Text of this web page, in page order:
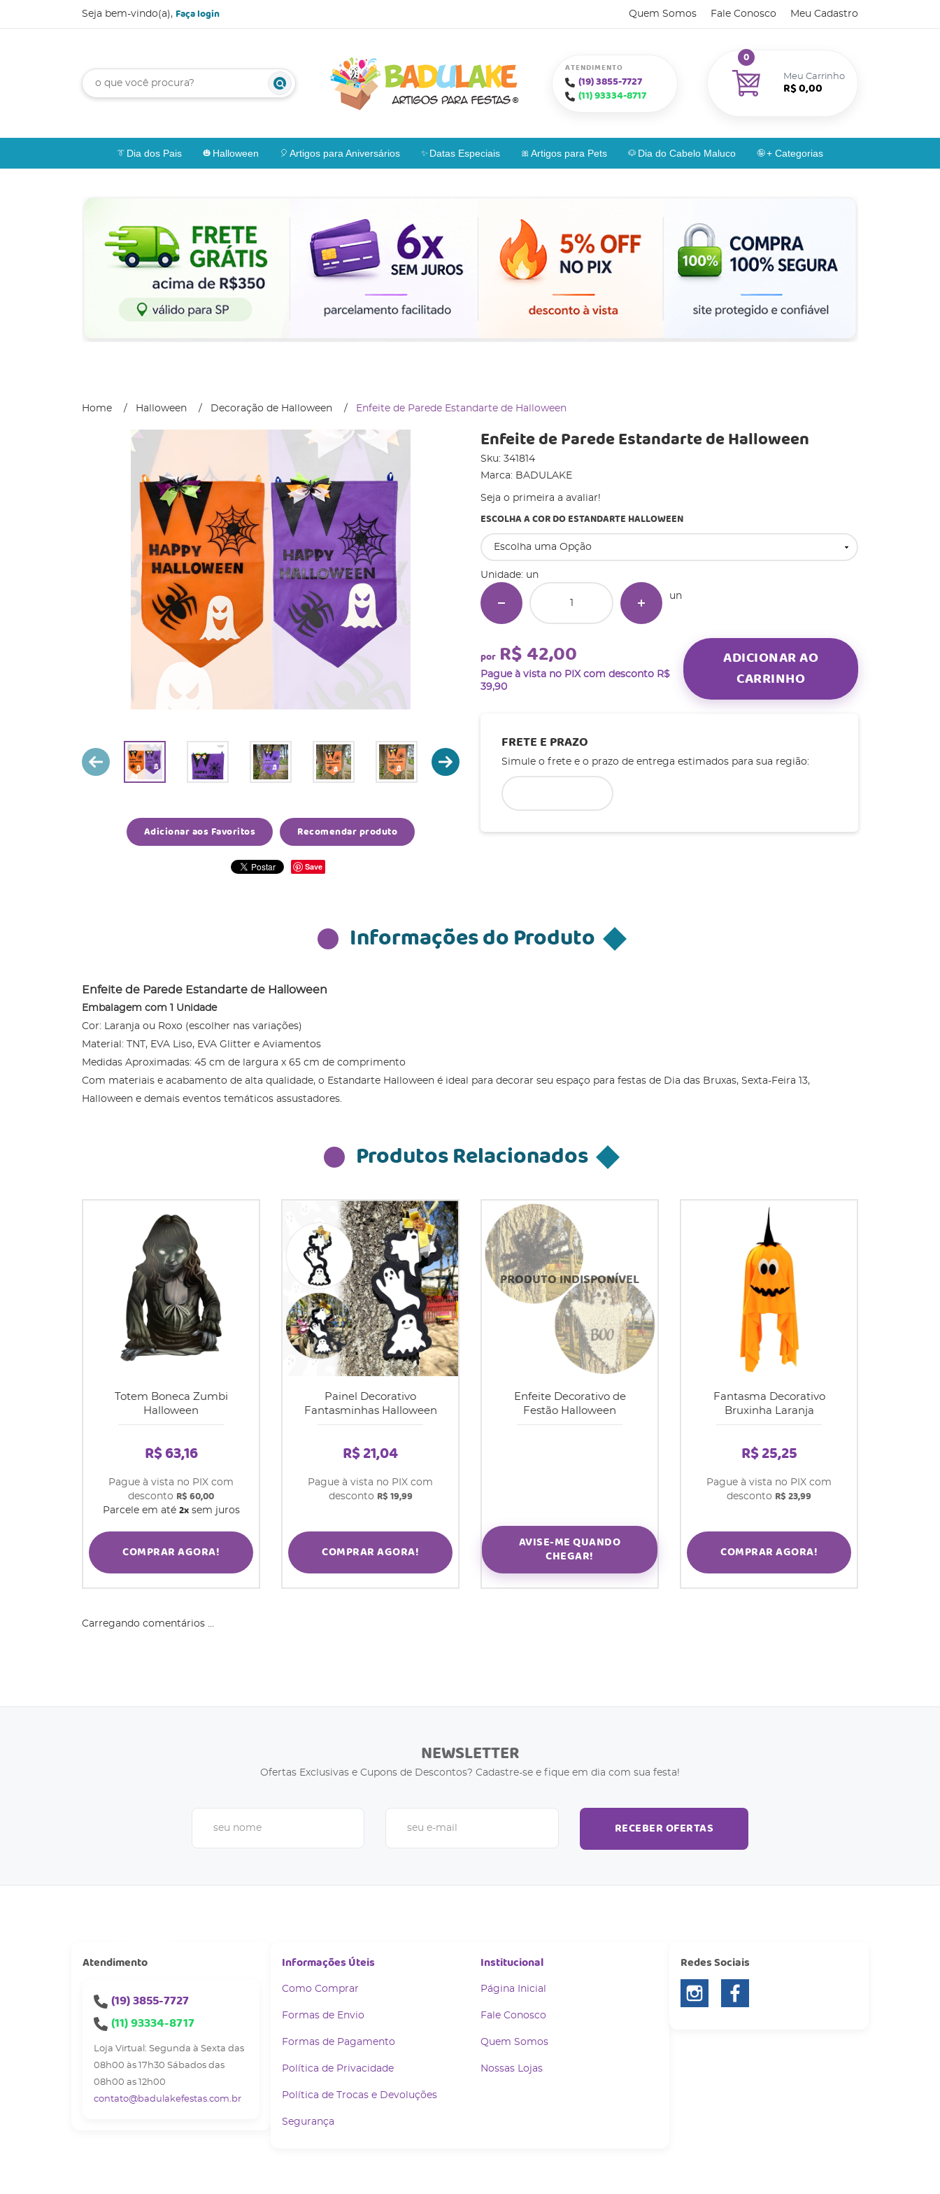
Seja bem-vindo(a), Faça login Quem Somos Fale Conosco Meu Cadastro
ATENDIMENTO
(19)3855-7727
(11)93334-8717
Meu Carrinho
0
R$ 0,00
Dia dos Pais Halloween Artigos para Aniversários Datas Especiais Artigos para Pets Dia do Cabelo Maluco + Categorias
Home Halloween Decoração de Halloween Enfeite de Parede Estandarte de Halloween
Adicionar aos Favoritos Recomendar produto
Save
Enfeite de Parede Estandarte de Halloween
Sku: 341814
Marca: BADULAKE
Seja o primeira a avaliar!
ESCOLHA A COR DO ESTANDARTE HALLOWEEN
Unidade: un
un
por R$ 42,00
Pague à vista no PIX com desconto R$
39,90
ADICIONAR AO
CARRINHO
FRETE E PRAZO
Simule o frete e o prazo de entrega estimados para sua região:
Informações do Produto
Enfeite de Parede Estandarte de Halloween
Embalagem com 1 Unidade
Cor: Laranja ou Roxo (escolher nas variações)
Material: TNT, EVA Liso, EVA Glitter e Aviamentos
Medidas Aproximadas: 45 cm de largura x 65 cm de comprimento
Com materiais e acabamento de alta qualidade, o Estandarte Halloween é ideal para decorar seu espaço para festas de Dia das Bruxas, Sexta-Feira 13,
Halloween e demais eventos temáticos assustadores.
Produtos Relacionados
Totem Boneca Zumbi
Halloween
R$ 63,16
Pague à vista no PIX com
desconto R$ 60,00
Parcele em até 2xsem juros
COMPRAR AGORA!
Painel Decorativo
Fantasminhas Halloween
R$ 21,04
Pague à vista no PIX com
desconto R$ 19,99
COMPRAR AGORA!
Enfeite Decorativo de
Festão Halloween
AVISE-ME QUANDO
CHEGAR!
Fantasma Decorativo
Bruxinha Laranja
R$ 25,25
Pague à vista no PIX com
desconto R$ 23,99
COMPRAR AGORA!
Carregando comentários ...
NEWSLETTER
Ofertas Exclusivas e Cupons de Descontos? Cadastre-se e fique em dia com sua festa!
RECEBER OFERTAS
Atendimento
(19)3855-7727
(11)93334-8717
Loja Virtual: Segunda à Sexta das
08h00 às 17h30 Sábados das
08h00 as 12h00
contato@badulakefestas.com.br
Informações Úteis
Como Comprar
Formas de Envio
Formas de Pagamento
Política de Privacidade
Política de Trocas e Devoluções
Segurança
Institucional
Página Inicial
Fale Conosco
Quem Somos
Nossas Lojas
Redes Sociais